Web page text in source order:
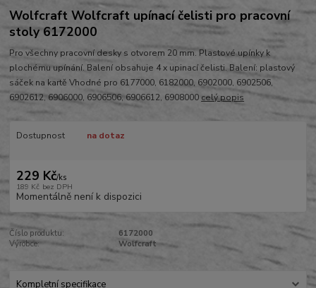
Wolfcraft Wolfcraft upínací čelisti pro pracovní
stoly 6172000
Pro všechny pracovní desky s otvorem 20 mm. Plastové upínky k
plochému upínání. Balení obsahuje 4 x upinací čelisti. Balení: plastový
sáček na kartě Vhodné pro 6177000, 6182000, 6902000, 6902506,
6902612, 6906000, 6906506, 6906612, 6908000 celý popis
Dostupnost na dotaz
229 Kč/ks
189 Kč bez DPH
Momentálně není k dispozici
Číslo produktu:
6172000
Výrobce:
Wolfcraft
Kompletní specifikace